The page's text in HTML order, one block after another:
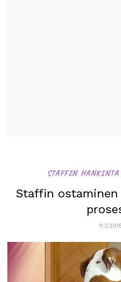
STAFFIN
Staffin
11.3.2018